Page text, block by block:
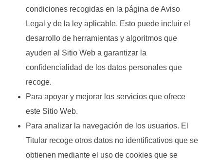
condiciones recogidas en la página de Aviso
Legal y de la ley aplicable. Esto puede incluir el
desarrollo de herramientas y algoritmos que
ayuden al Sitio Web a garantizar la
confidencialidad de los datos personales que
recoge.
Para apoyar y mejorar los servicios que ofrece
este Sitio Web.
Para analizar la navegación de los usuarios. El
Titular recoge otros datos no identificativos que se
obtienen mediante el uso de cookies que se